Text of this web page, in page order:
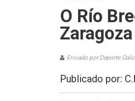
O Río
Enviado por:Deporte
Publicado por: